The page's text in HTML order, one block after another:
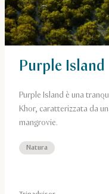
Natura
Purple Island
Purple Island è una
Khor, caratterizzata da
mangrovie.